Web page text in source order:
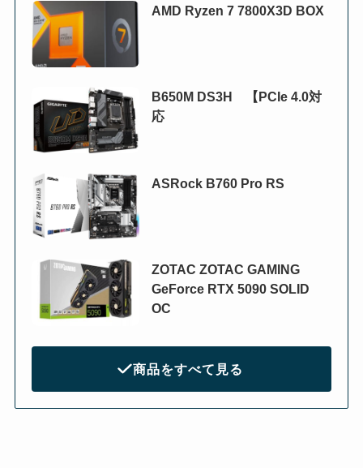
AMD Ryzen 7 7800X3D BOX
B650M DS3H 【PCIe 4.0対
応
ASRock B760 Pro RS
ZOTAC ZOTAC GAMING
GeForce RTX 5090 SOLID
OC
商品をすべて見る